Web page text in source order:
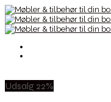
Udsalg 22%